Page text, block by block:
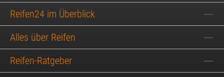
Reifen24 im Überblick
Alles über Reifen
Reifen-Ratgeber